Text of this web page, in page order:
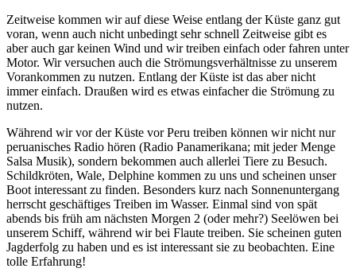
Zeitweise kommen wir auf diese Weise entlang der Küste ganz gut
voran, wenn auch nicht unbedingt sehr schnell Zeitweise gibt es
aber auch gar keinen Wind und wir treiben einfach oder fahren unter
Motor. Wir versuchen auch die Strömungsverhältnisse zu unserem
Vorankommen zu nutzen. Entlang der Küste ist das aber nicht
immer einfach. Draußen wird es etwas einfacher die Strömung zu
nutzen.
Während wir vor der Küste vor Peru treiben können wir nicht nur
peruanisches Radio hören (Radio Panamerikana; mit jeder Menge
Salsa Musik), sondern bekommen auch allerlei Tiere zu Besuch.
Schildkröten, Wale, Delphine kommen zu uns und scheinen unser
Boot interessant zu finden. Besonders kurz nach Sonnenuntergang
herrscht geschäftiges Treiben im Wasser. Einmal sind von spät
abends bis früh am nächsten Morgen 2 (oder mehr?) Seelöwen bei
unserem Schiff, während wir bei Flaute treiben. Sie scheinen guten
Jagderfolg zu haben und es ist interessant sie zu beobachten. Eine
tolle Erfahrung!